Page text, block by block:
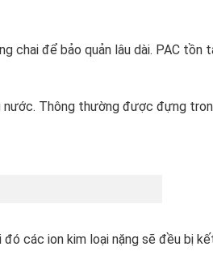
chai để bảo quản lâu dài. PAC tồn
nước. Thông thường được đựng
các ion kim loại nặng sẽ đều bị